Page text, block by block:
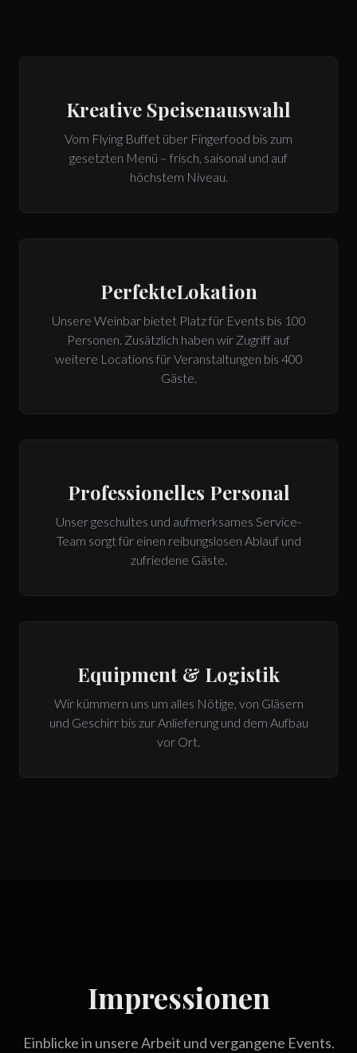
Kreative Speisenauswahl
Vom Flying Buffet über Fingerfood bis zum
gesetzten Menü – frisch, saisonal und auf
höchstem Niveau.
PerfekteLokation
Unsere Weinbar bietet Platz für Events bis 100
Personen. Zusätzlich haben wir Zugriff auf
weitere Locations für Veranstaltungen bis 400
Gäste.
Professionelles Personal
Unser geschultes und aufmerksames Service-
Team sorgt für einen reibungslosen Ablauf und
zufriedene Gäste.
Equipment & Logistik
Wir kümmern uns um alles Nötige, von Gläsern
und Geschirr bis zur Anlieferung und dem Aufbau
vor Ort.
Impressionen
Einblicke in unsere Arbeit und vergangene Events.